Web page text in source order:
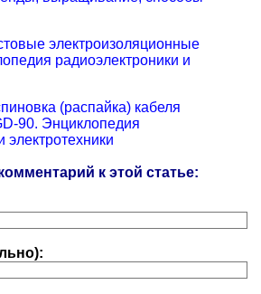
электроизоляционные
радиоэлектроники и
(распайка) кабеля
90. Энциклопедия
электротехники
к этой статье: